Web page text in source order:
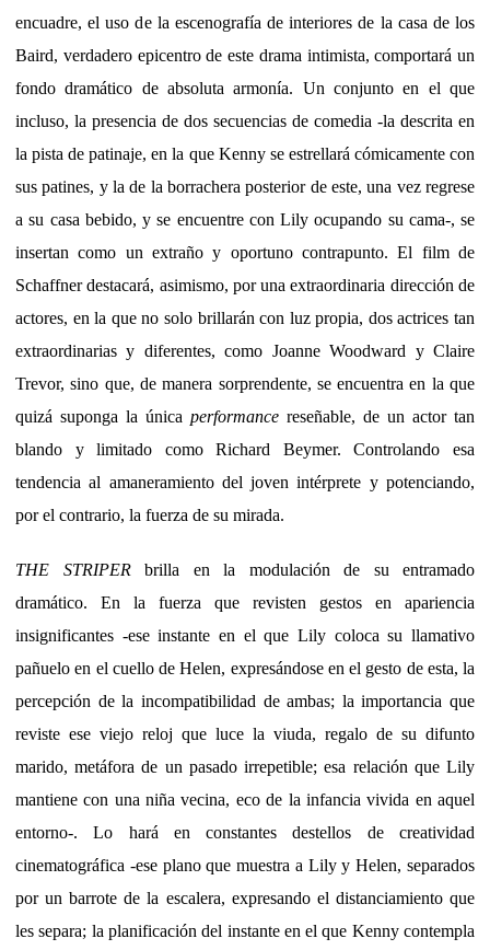
encuadre, el uso de la escenografía de interiores de la casa de los
Baird, verdadero epicentro de este drama intimista, comportará un
fondo dramático de absoluta armonía. Un conjunto en el que
incluso, la presencia de dos secuencias de comedia -la descrita en
la pista de patinaje, en la que Kenny se estrellará cómicamente con
sus patines, y la de la borrachera posterior de este, una vez regrese
a su casa bebido, y se encuentre con Lily ocupando su cama-, se
insertan como un extraño y oportuno contrapunto. El film de
Schaffner destacará, asimismo, por una extraordinaria dirección de
actores, en la que no solo brillarán con luz propia, dos actrices tan
extraordinarias y diferentes, como Joanne Woodward y Claire
Trevor, sino que, de manera sorprendente, se encuentra en la que
quizá suponga la única performance reseñable, de un actor tan
blando y limitado como Richard Beymer. Controlando esa
tendencia al amaneramiento del joven intérprete y potenciando,
por el contrario, la fuerza de su mirada.
THE STRIPERbrilla en la modulación de su entramado
dramático. En la fuerza que revisten gestos en apariencia
insignificantes -ese instante en el que Lily coloca su llamativo
pañuelo en el cuello de Helen, expresándose en el gesto de esta, la
percepción de la incompatibilidad de ambas; la importancia que
reviste ese viejo reloj que luce la viuda, regalo de su difunto
marido, metáfora de un pasado irrepetible; esa relación que Lily
mantiene con una niña vecina, eco de la infancia vivida en aquel
entorno-. Lo hará en constantes destellos de creatividad
cinematográfica -ese plano que muestra a Lily y Helen, separados
por un barrote de la escalera, expresando el distanciamiento que
les separa; la planificación del instante en el que Kenny contempla